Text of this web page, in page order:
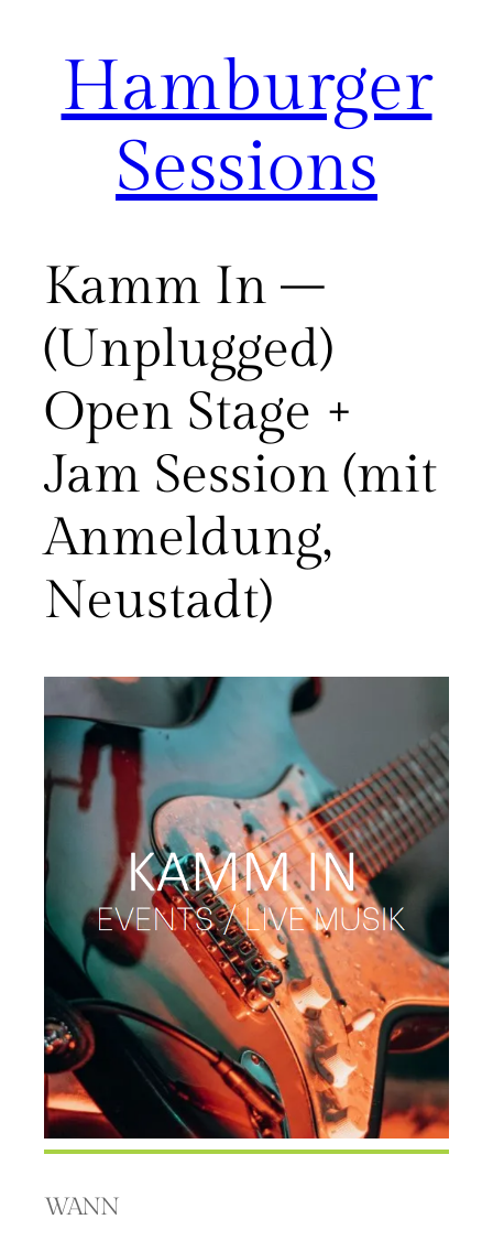
springenHamburger
Sessions
Kamm In –
(Unplugged)
Open Stage +
Jam Session (mit
Anmeldung,
Neustadt)
WANN